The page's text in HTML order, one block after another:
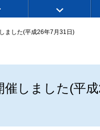
ました(平成26年7月31日)
しました(平